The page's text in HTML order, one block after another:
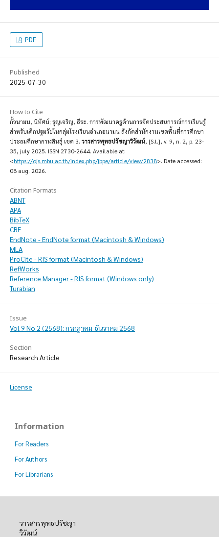
PDF
Published
2025-07-30
How to Cite
กั้วนามน, นิทัศน์; รุญเจริญ, ธีระ. การพัฒนาครูด้านการจัดประสบการณ์การเรียนรู้
สำหรับเด็กปฐมวัยในกลุ่มโรงเรียนอำเภอนามน สังกัดสำนักงานเขตพื้นที่การศึกษา
ประถมศึกษากาฬสินธุ์ เขต 3. วารสารพุทธปรัชญาวิวัฒน์, [S.l.], v. 9, n. 2, p. 23-
35, july 2025. ISSN 2730-2644. Available at:
<https://ojs.mbu.ac.th/index.php/jbpe/article/view/2838>. Date accessed:
08 aug. 2026.
Citation Formats
ABNT
APA
BibTeX
CBE
EndNote - EndNote format (Macintosh & Windows)
MLA
ProCite - RIS format (Macintosh & Windows)
RefWorks
Reference Manager - RIS format (Windows only)
Turabian
Issue
Vol 9 No 2 (2568): กรกฎาคม-ธันวาคม 2568
Section
Research Article
License
Information
For Readers
For Authors
For Librarians
วารสารพุทธปรัชญา
วิวัฒน์